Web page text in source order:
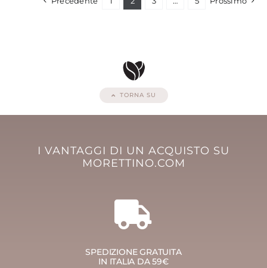
TORNA SU
I VANTAGGI DI UN ACQUISTO SU
MORETTINO.COM
SPEDIZIONE GRATUITA
IN ITALIA DA 59€